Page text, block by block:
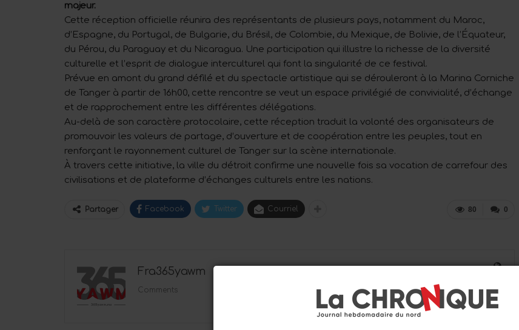
majeur.
Cette réception officielle réunira des représentants de plusieurs pays, notamment du Maroc,
d’Espagne, du Portugal, de Bulgarie, du Brésil, de Colombie, du Mexique, de Bolivie, de l’Équateur,
du Pérou, du Paraguay et du Nicaragua. Une participation qui illustre la richesse de la diversité
culturelle et l’esprit de dialogue interculturel qui font la singularité de ce festival.
Prévue en amont du grand défilé et du spectacle artistique qui se dérouleront à la Marina Corniche
de Tanger à partir de 16h00, cette rencontre se veut un espace privilégié de convivialité, d’échange
et de rapprochement entre les différentes délégations.
Au-delà de son caractère protocolaire, cette réception traduit la volonté des organisateurs de
promouvoir les valeurs de partage, d’ouverture et de coopération entre les peuples, tout en
renforçant le rayonnement culturel de Tanger sur la scène internationale.
À travers cette initiative, la ville du détroit confirme une nouvelle fois sa vocation de carrefour des
civilisations et de plateforme d’échanges culturels entre les nations.
0
80
Partager Facebook Twitter Courriel
Fra365yawm
Comments